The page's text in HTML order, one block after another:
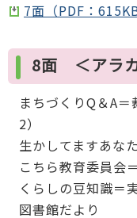
7面（PDF：615KB
8面 ＜アラ
まちづくりQ＆A
2）
生かしてますあな
こちら教育委員会
くらしの豆知識＝
図書館だより